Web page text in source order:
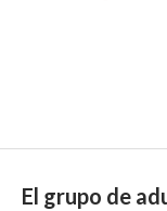
El grupo de